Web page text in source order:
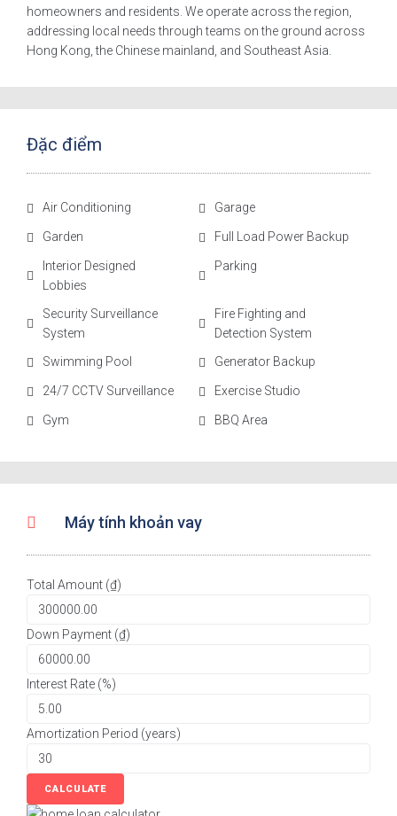
homeowners and residents. We operate across the region,
addressing local needs through teams on the ground across
Hong Kong, the Chinese mainland, and Southeast Asia.
Đặc điểm
Air Conditioning Garage
Garden Full Load Power Backup
Interior Designed
Lobbies
Parking
Security Surveillance
System
Fire Fighting and
Detection System
Swimming Pool
Generator Backup
24/7 CCTV Surveillance Exercise Studio
Gym BBQ Area
Máy tính khoản vay
Total Amount (₫)
Down Payment (₫)
Interest Rate (%)
Amortization Period (years)